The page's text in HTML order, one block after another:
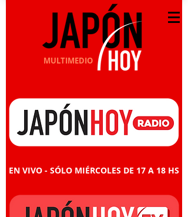
MULTIMEDIO
EN VIVO - SÓLO MIÉRCOLES DE 17 A 18 HS